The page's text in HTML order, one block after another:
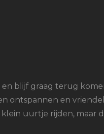
blijf graag terug
ontspannen en
klein uurtje rijden, maar